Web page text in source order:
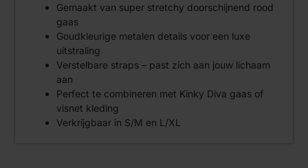
Gemaakt van super stretchy doorschijnend rood
gaas
Goudkleurige metalen details voor een luxe
uitstraling
Verstelbare straps – past zich aan jouw lichaam
aan
Perfect te combineren met Kinky Diva gaas of
visnet kleding
Verkrijgbaar in S/M en L/XL